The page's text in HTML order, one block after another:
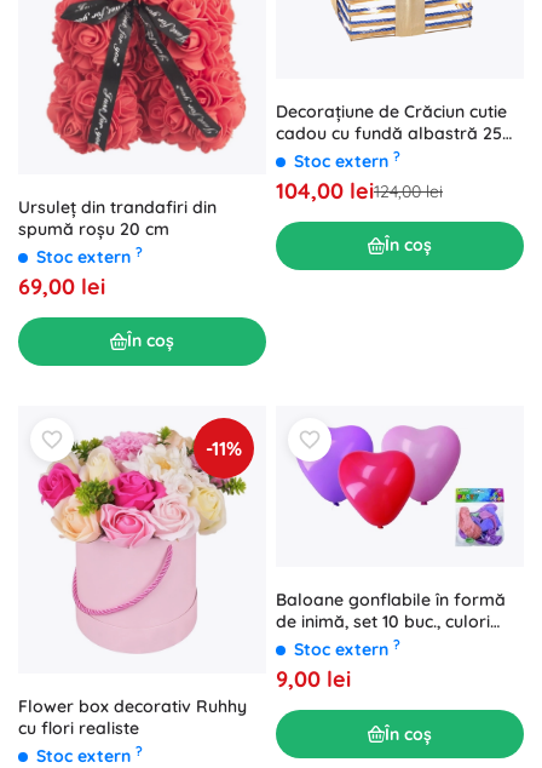
Ursuleț din trandafiri din
spumă roșu 20 cm
Stoc extern ?
69,00 lei
În coș
Decorațiune de Crăciun cutie
cadou cu fundă albastră 25
cm cu iluminare LED
Stoc extern ?
104,00 lei124,00 lei
În coș
-11%
Flower box decorativ Ruhhy
cu flori realiste
Stoc extern ?
Baloane gonflabile în formă
de inimă, set 10 buc., culori
pastelate
Stoc extern ?
9,00 lei
În coș